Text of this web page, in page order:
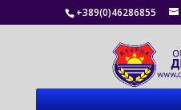
+389(0)46286855